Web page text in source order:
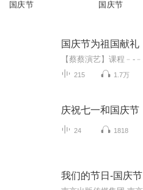
国庆节 国庆节
国庆节为祖国献礼
215 1.7万
庆祝七一和国庆节
24 1818
我们的节日-国庆节